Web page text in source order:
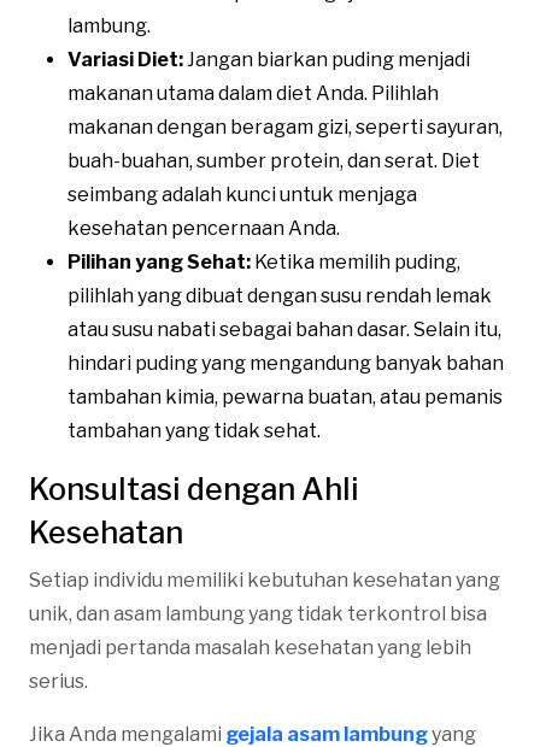
lambung.
Variasi Diet:Jangan biarkan puding menjadi
makanan utama dalam diet Anda. Pilihlah
makanan dengan beragam gizi, seperti sayuran,
buah-buahan, sumber protein, dan serat. Diet
seimbang adalah kunci untuk menjaga
kesehatan pencernaan Anda.
Pilihan yang Sehat: Ketika memilih puding,
pilihlah yang dibuat dengan susu rendah lemak
atau susu nabati sebagai bahan dasar. Selain itu,
hindari puding yang mengandung banyak bahan
tambahan kimia, pewarna buatan, atau pemanis
tambahan yang tidak sehat.
Konsultasi dengan Ahli
Kesehatan
Setiap individu memiliki kebutuhan kesehatan yang
unik, dan asam lambung yang tidak terkontrol bisa
menjadi pertanda masalah kesehatan yang lebih
serius.
Jika Anda mengalami gejala asam lambungyang